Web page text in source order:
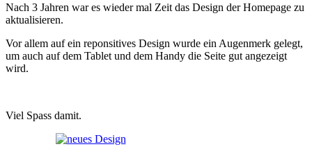
Nach 3 Jahren war es wieder mal Zeit das Design der Homepage zu
aktualisieren.
Vor allem auf ein reponsitives Design wurde ein Augenmerk gelegt,
um auch auf dem Tablet und dem Handy die Seite gut angezeigt
wird.
Viel Spass damit.